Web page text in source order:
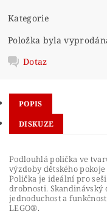
Kategorie
Položka byla
Dotaz
POPIS
DISKUZE
Podlouhlá polička ve
výzdoby dětského
Polička je ideální pro
drobnosti. Skandinávský
jednoduchost a
LEGO®.